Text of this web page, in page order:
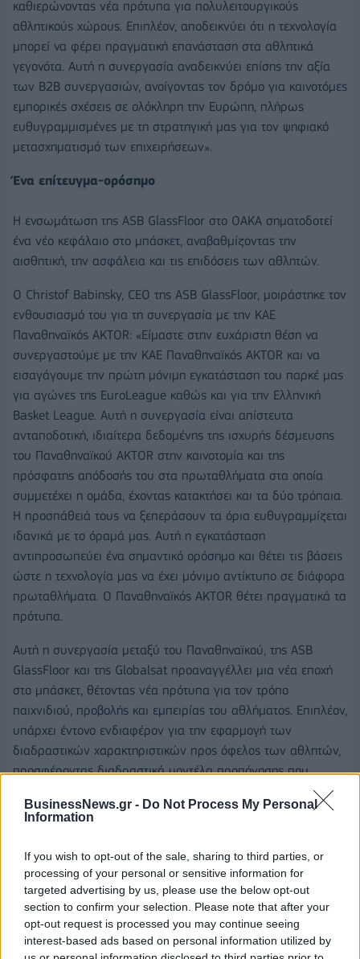
BusinessNews.gr - Do Not Process My Personal
Information
If you wish to opt-out of the sale, sharing to third parties, or
processing of your personal or sensitive information for
targeted advertising by us, please use the below opt-out
section to confirm your selection. Please note that after your
opt-out request is processed you may continue seeing
interest-based ads based on personal information utilized by
καθιερώνοντας νέα πρότυπα για πολυλειτουργικούς
αθλητικούς χώρους. Επιπλέον, αποδεικνύει ότι η τεχνολογία
μπορεί να φέρει πραγματική επανάσταση στα αθλητικά
γεγονότα. Αυτή η συνεργασία αναδεικνύει επίσης την αξία
των B2B συνεργασιών, ανοίγοντας τον δρόμο για καινοτόμες
εμπορικές σχέσεις σε ολόκληρη την Ευρώπη, πλήρως
ευθυγραμμισμένες με τη στρατηγική μας για τον ψηφιακό
μετασχηματισμό των επιχειρήσεων».
Ένα επίτευγμα-ορόσημο
Η ενσωμάτωση της ASB GlassFloor στο OAKA σηματοδοτεί
ένα νέο κεφάλαιο στο μπάσκετ, αναβαθμίζοντας την
αισθητική, την ασφάλεια και τις επιδόσεις των αθλητών.
Ο Christof Babinsky, CEO της ASB GlassFloor, μοιράστηκε τον
ενθουσιασμό του για τη συνεργασία με την ΚΑΕ
Παναθηναϊκός AKTOR: «Είμαστε στην ευχάριστη θέση να
συνεργαστούμε με την KAE Παναθηναϊκός AKTOR και να
εισαγάγουμε την πρώτη μόνιμη εγκατάσταση του παρκέ μας
για αγώνες της EuroLeague καθώς και για την Ελληνική
Basket League. Αυτή η συνεργασία είναι απίστευτα
ανταποδοτική, ιδιαίτερα δεδομένης της ισχυρής δέσμευσης
του Παναθηναϊκού AKTOR στην καινοτομία και της
πρόσφατης απόδοσής του στα πρωταθλήματα στα οποία
συμμετέχει η ομάδα, έχοντας κατακτήσει και τα δύο τρόπαια.
Η προσπάθειά τους να ξεπεράσουν τα όρια ευθυγραμμίζεται
ιδανικά με το όραμά μας. Αυτή η εγκατάσταση
αντιπροσωπεύει ένα σημαντικό ορόσημο και θέτει τις βάσεις
ώστε η τεχνολογία μας να έχει μόνιμο αντίκτυπο σε διάφορα
πρωταθλήματα. Ο Παναθηναϊκός AKTOR θέτει πραγματικά τα
πρότυπα.
Αυτή η συνεργασία μεταξύ του Παναθηναϊκού, της ASB
GlassFloor και της Globalsat προαναγγέλλει μια νέα εποχή
στο μπάσκετ, θέτοντας νέα πρότυπα για τον τρόπο
παιχνιδιού, προβολής και εμπειρίας του αθλήματος. Επιπλέον,
υπάρχει έντονο ενδιαφέρον για την εφαρμογή των
διαδραστικών χαρακτηριστικών προς όφελος των αθλητών,
προσφέροντας διαδραστικά μοντέλα προπόνησης που
ανταγωνιστικού πλεονεκτήματος του Συλλόγου».
ΚΑΕ ΠΑΝΑΘΗΝΑΙΚΟΣ AKTOR GLOBALSAT